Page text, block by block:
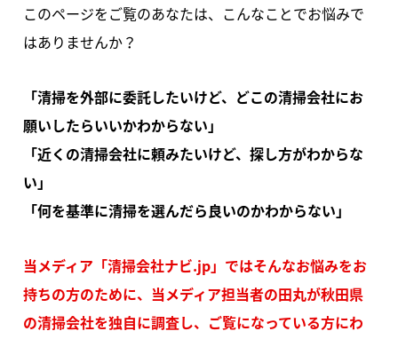
このページをご覧のあなたは、こんなことでお悩みで
はありませんか？
「清掃を外部に委託したいけど、どこの清掃会社にお
願いしたらいいかわからない」
「近くの清掃会社に頼みたいけど、探し方がわからな
い」
「何を基準に清掃を選んだら良いのかわからない」
当メディア「清掃会社ナビ.jp」ではそんなお悩みをお
持ちの方のために、当メディア担当者の田丸が秋田県
の清掃会社を独自に調査し、ご覧になっている方にわ